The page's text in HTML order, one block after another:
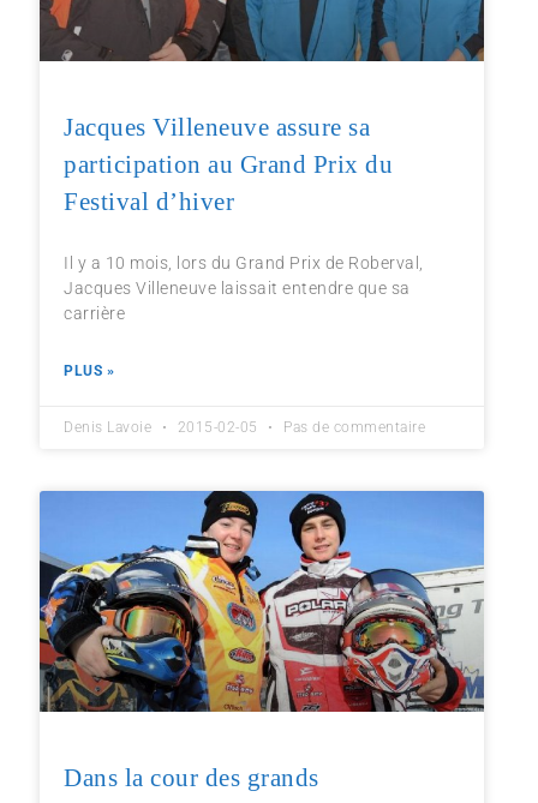
Jacques Villeneuve assure sa
participation au Grand Prix du
Festival d’hiver
Il y a 10 mois, lors du Grand Prix de Roberval,
Jacques Villeneuve laissait entendre que sa
carrière
PLUS »
Denis Lavoie 2015-02-05 Pas de commentaire
Dans la cour des grands